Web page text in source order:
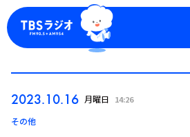
2023.10.16 月曜日 14:26
その他